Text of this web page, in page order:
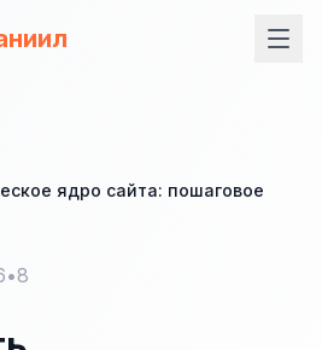
ядро сайта: пошаговое
•8